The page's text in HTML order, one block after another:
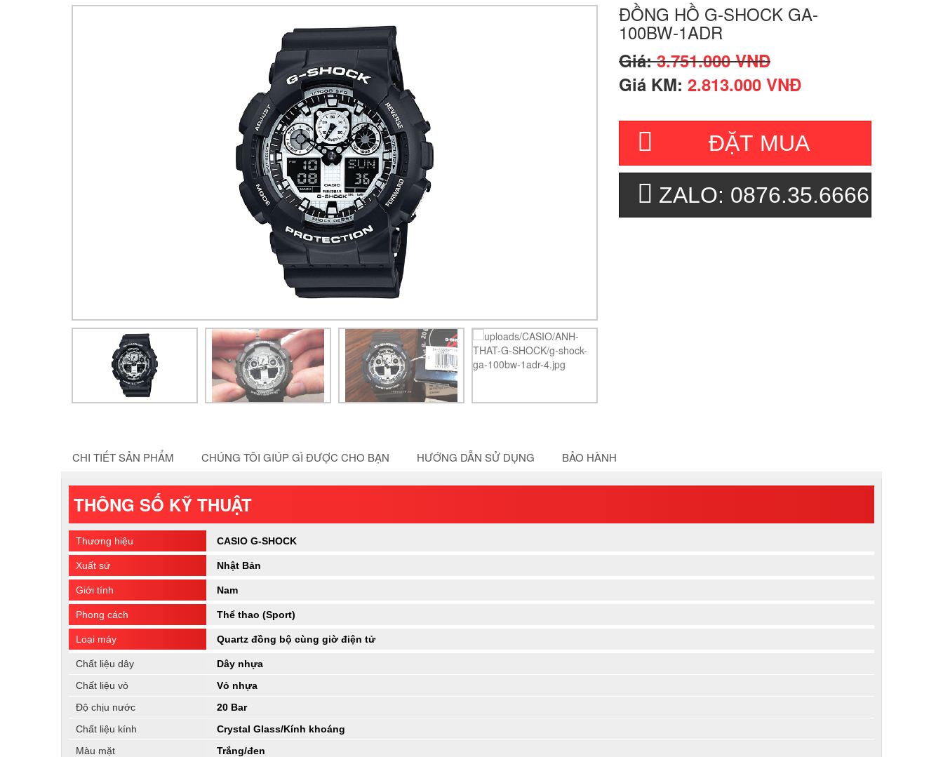
ĐỒNG HỒ G-SHOCK GA-
100BW-1ADR
Giá:3.751.000 VNĐ
Giá KM: 2.813.000 VNĐ
ĐẶT MUA
ZALO: 0876.35.6666
CHI TIẾT SẢN PHẨM CHÚNG TÔI GIÚP GÌ ĐƯỢC CHO BẠN HƯỚNG DẪN SỬ DỤNG BẢO HÀNH
THÔNG SỐ KỸ THUẬT
Thương hiệu CASIO G-SHOCK
Xuất sứ Nhật Bản
Giới tính Nam
Phong cách Thể thao (Sport)
Loại máy Quartz đồng bộ cùng giờ điện tử
Chất liệu dây
Dây nhựa
Chất liệu vỏ
Vỏ nhựa
Độ chịu nước
20 Bar
Chất liệu kính
Crystal Glass/Kính khoáng
Màu mặt
Trắng/đen